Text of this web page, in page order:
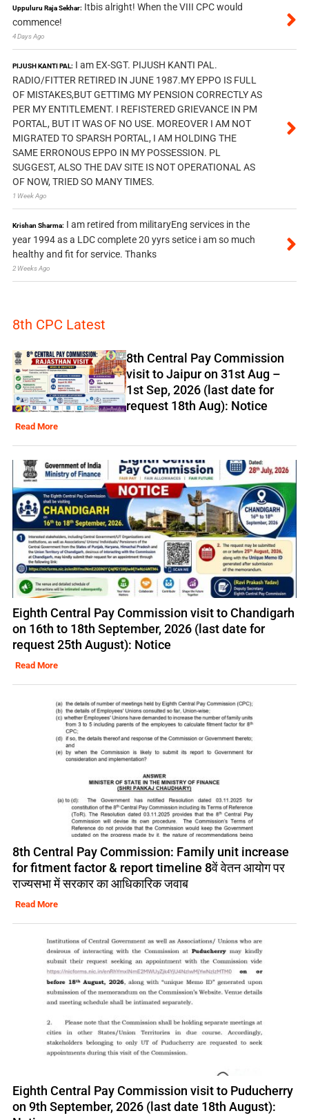
Uppuluru Raja Sekhar: Itbis alright! When the VIII CPC would
commence!
4 Days Ago
PIJUSH KANTI PAL: I am EX-SGT. PIJUSH KANTI PAL.
RADIO/FITTER RETIRED IN JUNE 1987.MY EPPO IS FULL
OF MISTAKES,BUT GETTIMG MY PENSION CORRECTLY AS
PER MY ENTITLEMENT. I REFISTERED GRIEVANCE IN PM
PORTAL, BUT IT WAS OF NO USE. MOREOVER I AM NOT
MIGRATED TO SPARSH PORTAL, I AM HOLDING THE
SAME ERRONOUS EPPO IN MY POSSESSION. PL
SUGGEST, ALSO THE DAV SITE IS NOT OPERATIONAL AS
OF NOW, TRIED SO MANY TIMES.
1 Week Ago
Krishan Sharma: I am retired from militaryEng services in the
year 1994 as a LDC complete 20 yyrs setice i am so much
healthy and fit for service. Thanks
2 Weeks Ago
8th CPC Latest
8th Central Pay Commission
visit to Jaipur on 31st Aug –
1st Sep, 2026 (last date for
request 18th Aug): Notice
Read More
Eighth Central Pay Commission visit to Chandigarh
on 16th to 18th September, 2026 (last date for
request 25th August): Notice
Read More
8th Central Pay Commission: Family unit increase
for fitment factor & report timeline 8वें वेतन आयोग पर
राज्यसभा में सरकार का आधिकारिक जवाब
Read More
Eighth Central Pay Commission visit to Puducherry
on 9th September, 2026 (last date 18th August):